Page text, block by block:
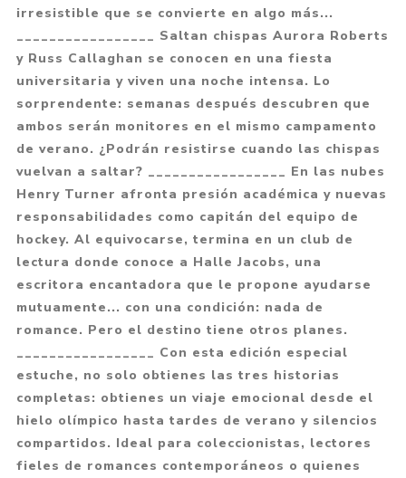
irresistible que se convierte en algo más...
_________________ Saltan chispas Aurora Roberts
y Russ Callaghan se conocen en una fiesta
universitaria y viven una noche intensa. Lo
sorprendente: semanas después descubren que
ambos serán monitores en el mismo campamento
de verano. ¿Podrán resistirse cuando las chispas
vuelvan a saltar? _________________ En las nubes
Henry Turner afronta presión académica y nuevas
responsabilidades como capitán del equipo de
hockey. Al equivocarse, termina en un club de
lectura donde conoce a Halle Jacobs, una
escritora encantadora que le propone ayudarse
mutuamente... con una condición: nada de
romance. Pero el destino tiene otros planes.
_________________ Con esta edición especial
estuche, no solo obtienes las tres historias
completas: obtienes un viaje emocional desde el
hielo olímpico hasta tardes de verano y silencios
compartidos. Ideal para coleccionistas, lectores
fieles de romances contemporáneos o quienes